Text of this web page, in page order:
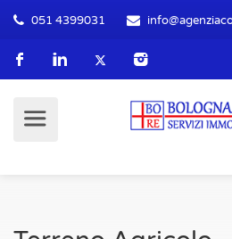
051 4399031